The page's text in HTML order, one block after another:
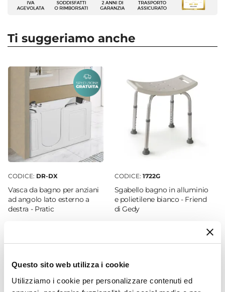
Questo sito web utilizza i cookie
Utilizziamo i cookie per personalizzare contenuti ed
Maniglione di sicurezza
Materiale
Portata Massima
150 kg
Altezza
6,2 cm
Profondità
Bianco
Finitura
Verniciatura
Si
Ti suggeriamo anche
CODICE: DR-DX
Vasca da bagno per anziani
ad angolo lato esterno a
destra - Pratic
CODICE: 1722G
Sgabello bagno in alluminio
e polietilene bianco - Friend
di Gedy